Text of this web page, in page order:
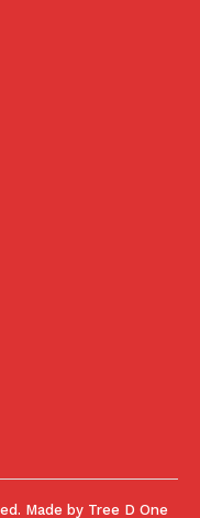
Made by Tree D One